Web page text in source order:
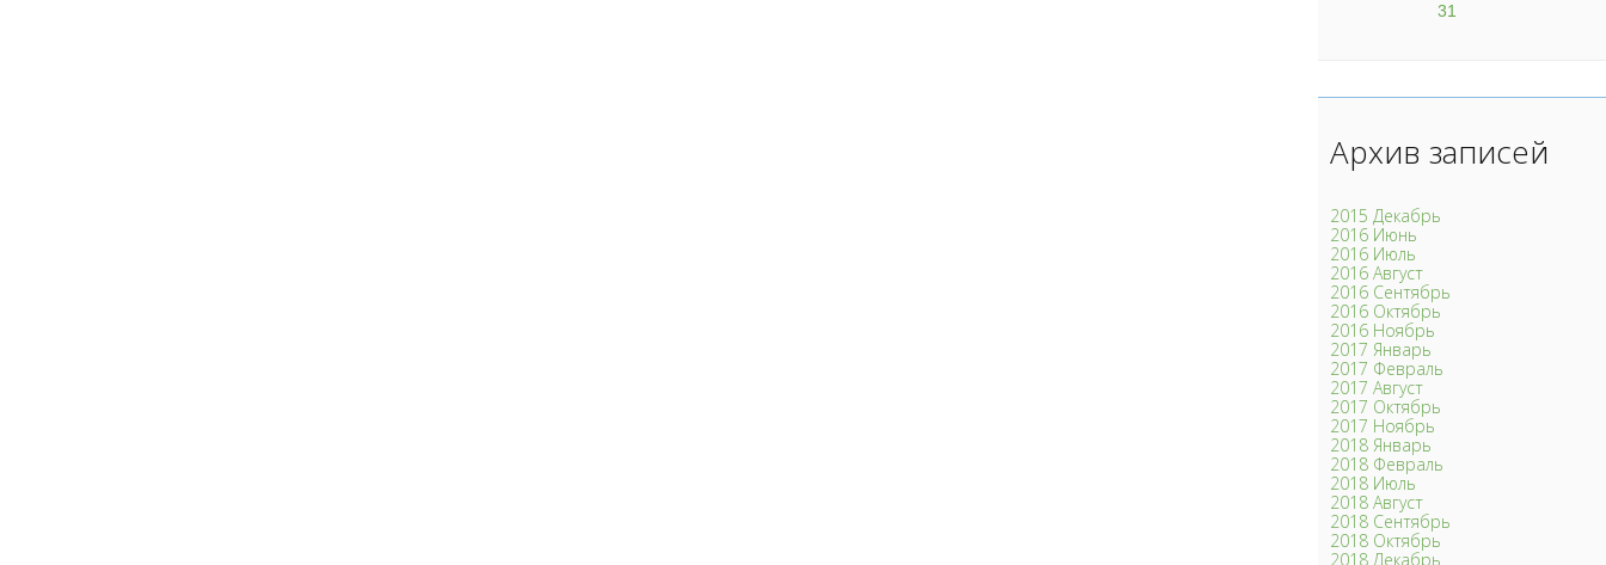
31
Архив записей
2015 Декабрь
2016 Июнь
2016 Июль
2016 Август
2016 Сентябрь
2016 Октябрь
2016 Ноябрь
2017 Январь
2017 Февраль
2017 Август
2017 Октябрь
2017 Ноябрь
2018 Январь
2018 Февраль
2018 Июль
2018 Август
2018 Сентябрь
2018 Октябрь
2018 Декабрь